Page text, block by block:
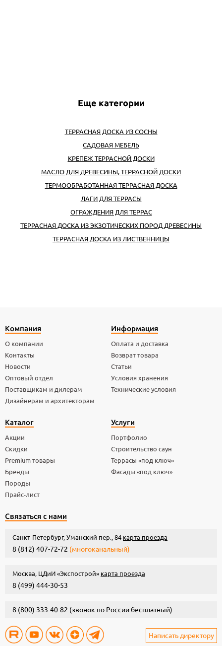
Еще категории
ТЕРРАСНАЯ ДОСКА ИЗ СОСНЫ
САДОВАЯ МЕБЕЛЬ
КРЕПЕЖ ТЕРРАСНОЙ ДОСКИ
МАСЛО ДЛЯ ДРЕВЕСИНЫ, ТЕРРАСНОЙ ДОСКИ
ТЕРМООБРАБОТАННАЯ ТЕРРАСНАЯ ДОСКА
ЛАГИ ДЛЯ ТЕРРАСЫ
ОГРАЖДЕНИЯ ДЛЯ ТЕРРАС
ТЕРРАСНАЯ ДОСКА ИЗ ЭКЗОТИЧЕСКИХ ПОРОД ДРЕВЕСИНЫ
ТЕРРАСНАЯ ДОСКА ИЗ ЛИСТВЕННИЦЫ
Компания
О компании
Контакты
Новости
Оптовый отдел
Поставщикам и дилерам
Дизайнерам и архитекторам
Информация
Оплата и доставка
Возврат товара
Статьи
Условия хранения
Технические условия
Каталог
Акции
Скидки
Premium товары
Бренды
Породы
Прайс-лист
Услуги
Портфолио
Строительство саун
Террасы «под ключ»
Фасады «под ключ»
Связаться с нами
Санкт-Петербург, Уманский пер., 84 карта проезда
8 (812) 407-72-72 (многоканальный)
Москва, ЦДиИ «Экспострой» карта проезда
8 (499) 444-30-53
8 (800) 333-40-82 (звонок по России бесплатный)
Написать директору